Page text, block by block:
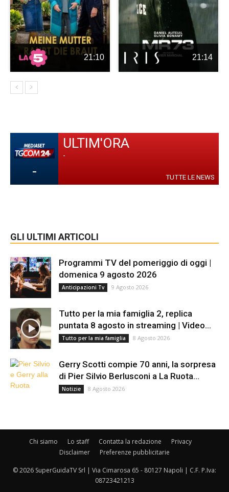
21:10 21:14
-
ULTIM'ORA
-
TUTTE LE NEWS
GLI ULTIMI ARTICOLI
Programmi TV del pomeriggio di oggi |
domenica 9 agosto 2026
Anticipazioni Tv 9 Agosto 2026
Tutto per la mia famiglia 2, replica
puntata 8 agosto in streaming | Video...
Tutto per la mia famiglia 8 Agosto 2026
Gerry Scotti compie 70 anni, la sorpresa
di Pier Silvio Berlusconi a La Ruota...
Notizie 8 Agosto 2026
Chi siamo Lo staff Contatta la redazione
Privacy
Disclaimer
Preferenze pubblicitarie
© 2026 SuperGuidaTV Srl | Via Cimarosa 65 - 80127 Napoli | C.F. P.Iva:
08723421213